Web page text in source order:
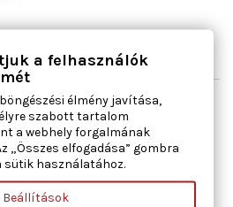
MIHEZ JÓ
a felhasználók
élmény javítása,
szabott tartalom
a webhely forgalmának
„Összes elfogadása” gombra
használatához.
Beállítások